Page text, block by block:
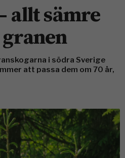
allt sämre
i södra Sverige
att passa dem om 70 år,